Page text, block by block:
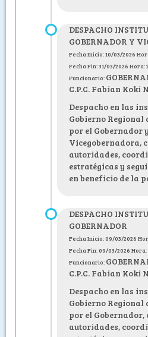
DESPACHO
GOBERNADOR Y
Fecha Inicio: 10/03/2026
Fecha Fin: 31/03/2026 Hora:
Funcionario:
C.P.C. Fabian Koki
Despacho en las
Gobierno
por el Gobernador
Vicegobernadora,
autoridades,
estratégicas y
en beneficio de la
DESPACHO
GOBERNADOR
Fecha Inicio: 09/03/2026
Fecha Fin: 09/03/2026 Hora:
Funcionario:
C.P.C. Fabian Koki
Despacho en las
Gobierno
por el Gobernador,
autoridades,